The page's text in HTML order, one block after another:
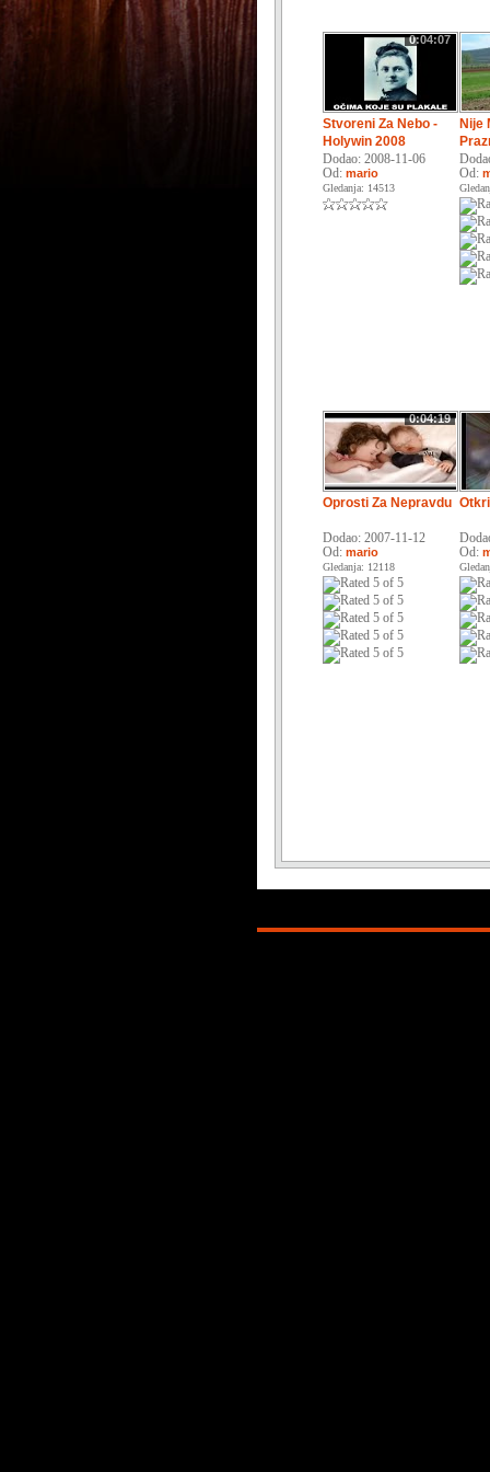
0:04:07
Stvoreni Za Nebo -
Holywin 2008
Dodao: 2008-11-06
Od: mario
Gledanja: 14513
Nije
Od:
0:04:19
Oprosti Za Nepravdu
Dodao: 2007-11-12
Od: mario
Gledanja: 12118
Od: